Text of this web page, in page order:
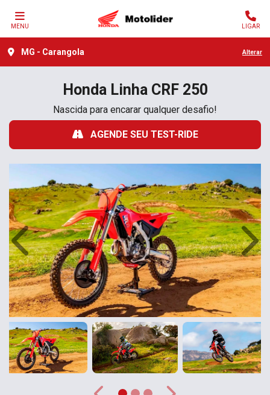
MENU LIGAR
MG - Carangola Alterar
HondaLinha CRF 250
Nascida para encarar qualquer desafio!
AGENDE SEU TEST-RIDE
Anterior